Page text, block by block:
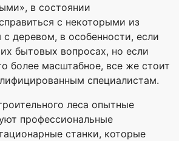
в состоянии
с некоторыми из
деревом, в особенности, если
бытовых вопросах, но если
более масштабное, все же стоит
специалистам.
леса опытные
профессиональные
станки, которые